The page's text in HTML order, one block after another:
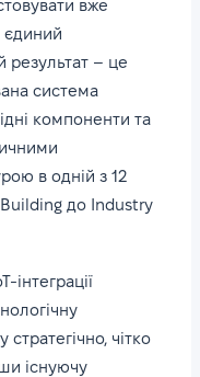
вже
єдиний
результат – це
система
компоненти та
в одній з 12
Building до Industry
чітко
існуючу